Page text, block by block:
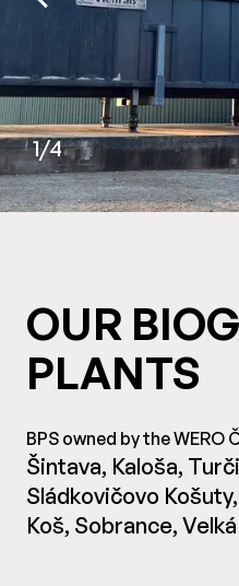
1/4
OUR
PLANTS
BPS owned by the WERO
Šintava, Kaloša,
Sládkovičovo Košuty,
Koš, Sobrance,